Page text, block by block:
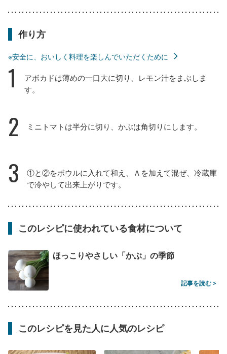
作り方
※安全に、おいしく料理を楽しんでいただくために
1
アボカドは薄めの一口大に切り、レモン汁をまぶしま
す。
2 ミニトマトは半分に切り、かぶは角切りにします。
3
①と②をボウルに入れて和え、Ａを加えて混ぜ、冷蔵庫
で冷やして出来上がりです。
このレシピに使われている食材について
ほっこりやさしい「かぶ」の季節
記事を読む >
このレシピを見た人に人気のレシピ